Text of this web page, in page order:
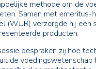
methode om de
Samen met emeritus-
(WUR) verzorgde hij een
producten.
bespraken zij hoe
de voedingswetenschap